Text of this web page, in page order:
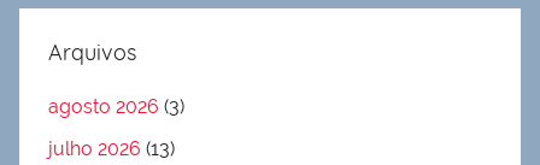
Arquivos
agosto 2026 (3)
julho 2026 (13)